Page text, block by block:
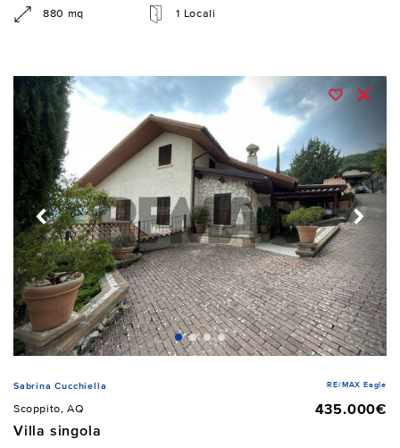
880 mq 1 Locali
Sabrina Cucchiella RE/MAX Eagle
Scoppito, AQ
435.000€
Villa singola